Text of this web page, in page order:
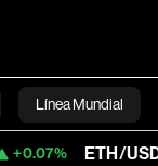
Línea Mundial
Bloomberg
ETH/USD